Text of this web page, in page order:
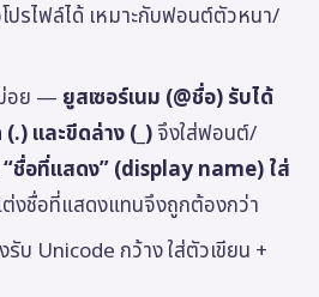
ปรไฟล์ได้ เหมาะกับฟอนต์ตัวหนา/
อย — ยูสเซอร์เนม (@ชื่อ) รับได้
(.) และขีดล่าง (_)จึงใส่ฟอนต์/
“ชื่อที่แสดง” (display name) ใส่
งชื่อที่แสดงแทนจึงถูกต้องกว่า
บ Unicode กว้าง ใส่ตัวเขียน +